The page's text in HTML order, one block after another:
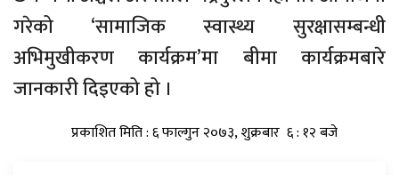
गरेको ‘सामाजिक स्वास्थ्य सुरक्षासम्बन्धी
अभिमुखीकरण कार्यक्रम’मा बीमा कार्यक्रमबारे
जानकारी दिइएको हो ।
प्रकाशित मिति : ६ फाल्गुन २०७३, शुक्रबार ६ : १२ बजे